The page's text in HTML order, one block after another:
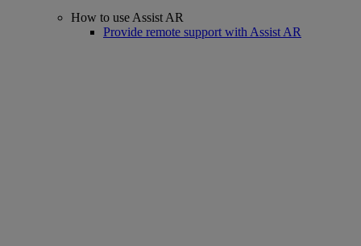
How to use Assist AR
Provide remote support with Assist AR